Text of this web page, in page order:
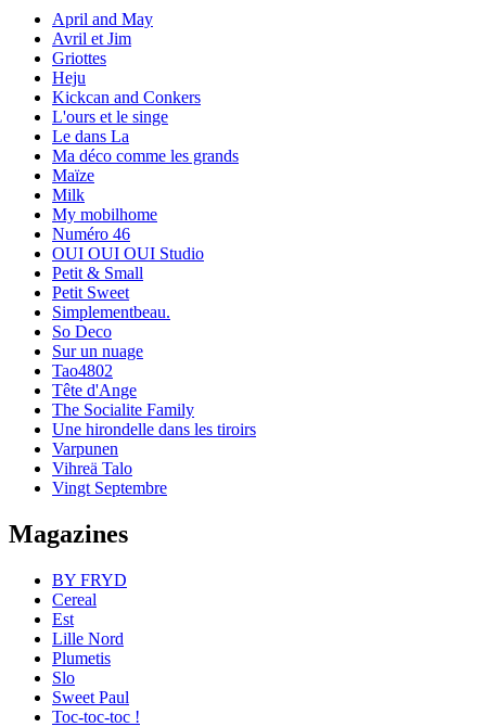
April and May
Avril et Jim
Griottes
Heju
Kickcan and Conkers
L'ours et le singe
Le dans La
Ma déco comme les grands
Maïze
Milk
My mobilhome
Numéro 46
OUI OUI OUI Studio
Petit & Small
Petit Sweet
Simplementbeau.
So Deco
Sur un nuage
Tao4802
Tête d'Ange
The Socialite Family
Une hirondelle dans les tiroirs
Varpunen
Vihreä Talo
Vingt Septembre
Magazines
BY FRYD
Cereal
Est
Lille Nord
Plumetis
Slo
Sweet Paul
Toc-toc-toc !